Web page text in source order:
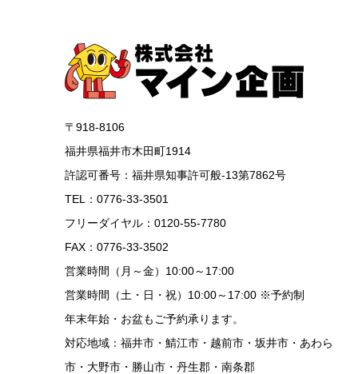
〒918-8106
福井県福井市木田町1914
許認可番号：福井県知事許可般-13第7862号
TEL：0776-33-3501
フリーダイヤル：0120-55-7780
FAX：0776-33-3502
営業時間（月～金）10:00～17:00
営業時間（土・日・祝）10:00～17:00 ※予約制
年末年始・お盆もご予約承ります。
対応地域：福井市・鯖江市・越前市・坂井市・あわら
市・大野市・勝山市・丹生郡・南条郡